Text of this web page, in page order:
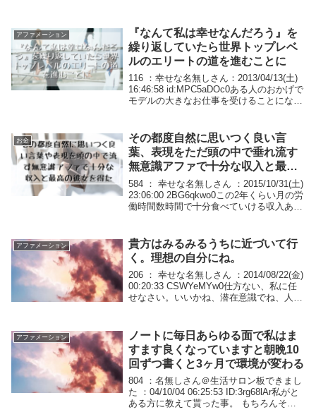
アファメーション
『なんて私は幸せなんだろう』を
繰り返していたら世界トップレベ
ルのエリートの道を進むことに
116 ：幸せな名無しさん：2013/04/13(土)
16:46:58 id:MPC5aDOc0ある人のおかげで
モデルの大きなお仕事を受けることにな
1000円カッ...
お金
その都度自然に思いつく良い言
葉、表現をただ頭の中で垂れ流す
無意識アファで十分な収入と最高
の彼女を得た
584 ： 幸せな名無しさん ：2015/10/31(土)
23:06:00 2BG6qkwo0この2年くらい月の労
働時間数時間で十分食べていける収入あり
ァ→気がつ...
アファメーション
貴方はみるみるうちに近づいて行
く。理想の自分にね。
206 ： 幸せな名無しさん ：2014/08/22(金)
00:20:33 CSWYeMYw0仕方ない、私に任
せなさい。いいかね、潜在意識でね、人が
だけどね。で、...
アファメーション
ノートに毎日あらゆる面で私はま
すます良くなっていますと朝晩10
回ずつ書くと3ヶ月で環境が変わる
804 ：名無しさん＠生活サロン板できまし
た ：04/10/04 06:25:53 ID:3rg68lAr私がと
ある方に教えて貰った事。 もちろんその